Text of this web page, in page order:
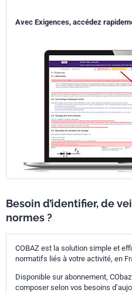
Avec Exigences, accédez
Besoin d’identifier, de
normes ?
COBAZ est la solution simple et
normatifs liés à votre activité, en
Disponible sur abonnement,
composer selon vos besoins